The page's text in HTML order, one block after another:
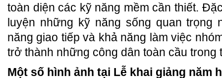
toàn diện các kỹ năng mềm cần thiết.
luyện những kỹ năng sống quan trọng
năng giao tiếp và khả năng làm việc
trở thành những công dân toàn cầu trong
Một số hình ảnh tại Lễ khai giảng năm